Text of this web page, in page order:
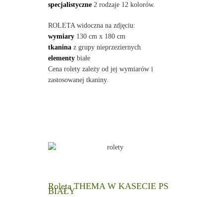
specjalistyczne2 rodzaje 12 kolorów.
ROLETA widoczna na zdjęciu:
wymiary130 cm x 180 cm
tkaninaz grupy nieprzeziernych
elementybiałe
Cena rolety zależy od jej wymiarów i
zastosowanej tkaniny.
Roleta THEMA W KASECIE PS
BIAŁY